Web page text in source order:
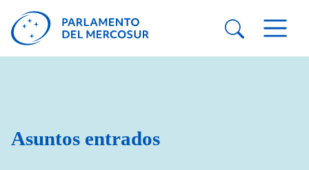
Asuntos entrados